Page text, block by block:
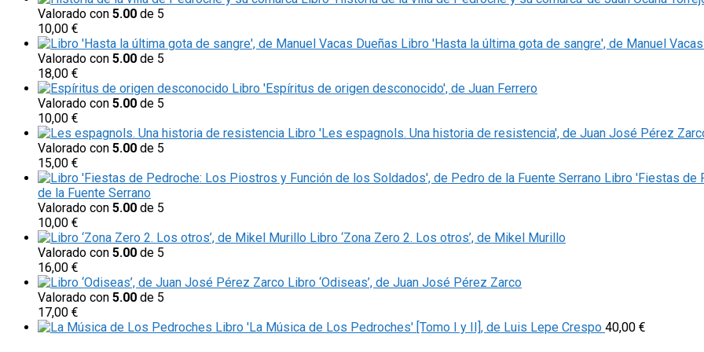
Valorado con 5.00 de 5
10,00 €
Libro 'Hasta la última gota de sangre', de Manuel
Valorado con 5.00 de 5
18,00 €
Libro 'Espíritus de origen desconocido', de Juan Ferrero
Valorado con 5.00 de 5
10,00 €
Libro 'Les espagnols. Una historia de resistencia', de Juan José Pérez
Valorado con 5.00 de 5
15,00 €
Libro 'Fiestas de
de la Fuente Serrano
Valorado con 5.00 de 5
10,00 €
Libro ‘Zona Zero 2. Los otros’, de Mikel Murillo
Valorado con 5.00 de 5
16,00 €
Libro ‘Odiseas’, de Juan José Pérez Zarco
Valorado con 5.00 de 5
17,00 €
Libro 'La Música de Los Pedroches' [Tomo I y II], de Luis Lepe Crespo 40,00 €